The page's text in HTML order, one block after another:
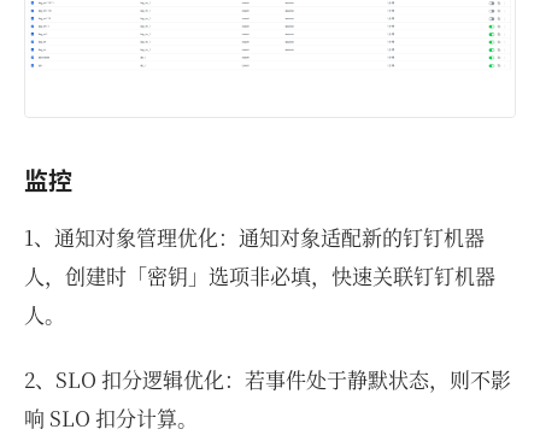
监控
1、通知对象管理优化：通知对象适配新的钉钉机器
人，创建时「密钥」选项非必填，快速关联钉钉机器
人。
2、SLO 扣分逻辑优化：若事件处于静默状态，则不影
响 SLO 扣分计算。